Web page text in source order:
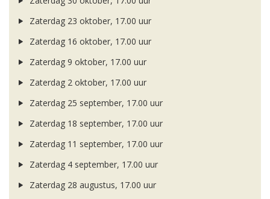
Zaterdag 23 oktober, 17.00 uur
Zaterdag 16 oktober, 17.00 uur
Zaterdag 9 oktober, 17.00 uur
Zaterdag 2 oktober, 17.00 uur
Zaterdag 25 september, 17.00 uur
Zaterdag 18 september, 17.00 uur
Zaterdag 11 september, 17.00 uur
Zaterdag 4 september, 17.00 uur
Zaterdag 28 augustus, 17.00 uur